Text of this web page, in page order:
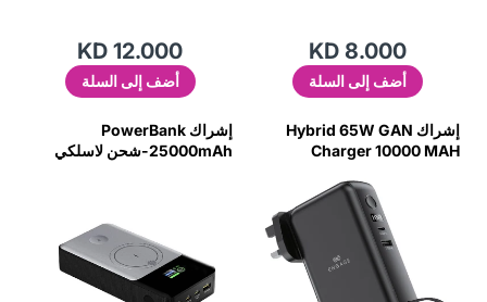
KD 8.000
أضف إلى السلة
KD 12.000
أضف إلى السلة
إشراك Hybrid 65W GAN
Charger 10000 MAH
إشراك PowerBank
25000mAh-شحن لاسلكي